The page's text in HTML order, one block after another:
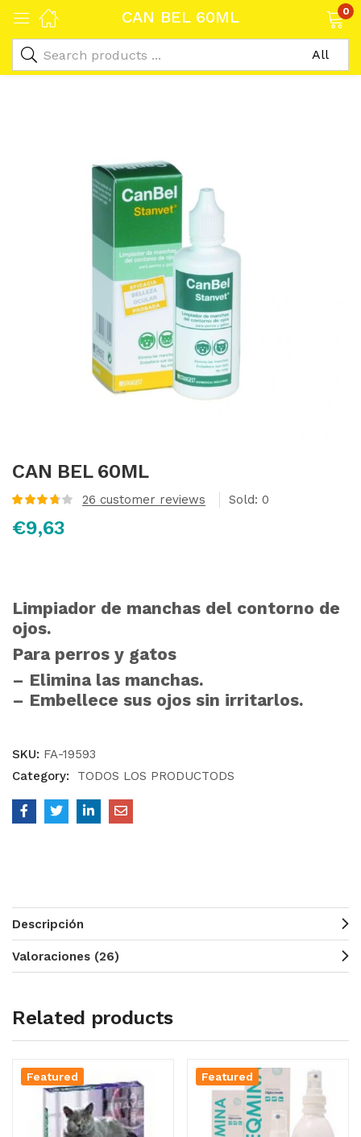
CAN BEL 60ML 0
CAN BEL 60ML
con3.80
de 5 en
26 customer reviews Sold: 0
€9,63
Limpiador de manchas del contorno de
ojos.
Para perros y gatos
– Elimina las manchas.
– Embellece sus ojos sin irritarlos.
SKU: FA-19593
Category:
TODOS LOS PRODUCTODS
Descripción
Valoraciones (26)
Related products
Featured Featured